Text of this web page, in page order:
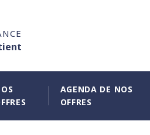
AGENDA DE NOS
OFFRES